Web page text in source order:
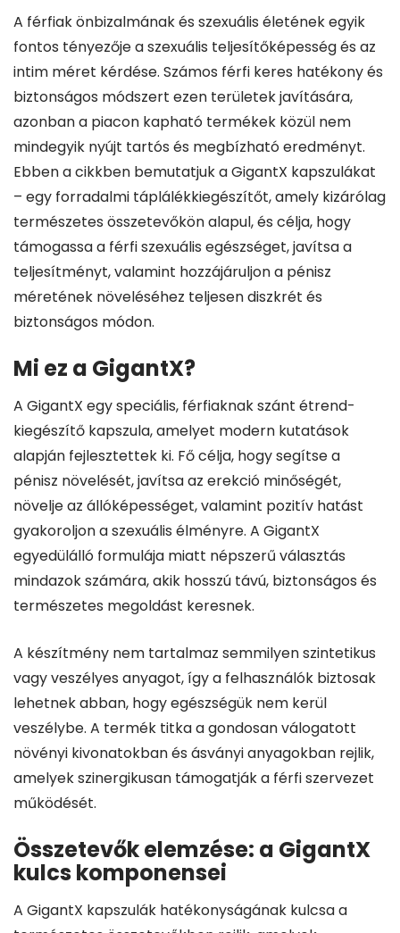
A férfiak önbizalmának és szexuális életének egyik
fontos tényezője a szexuális teljesítőképesség és az
intim méret kérdése. Számos férfi keres hatékony és
biztonságos módszert ezen területek javítására,
azonban a piacon kapható termékek közül nem
mindegyik nyújt tartós és megbízható eredményt.
Ebben a cikkben bemutatjuk a GigantX kapszulákat
– egy forradalmi táplálékkiegészítőt, amely kizárólag
természetes összetevőkön alapul, és célja, hogy
támogassa a férfi szexuális egészséget, javítsa a
teljesítményt, valamint hozzájáruljon a pénisz
méretének növeléséhez teljesen diszkrét és
biztonságos módon.
Mi ez a GigantX?
A GigantX egy speciális, férfiaknak szánt étrend-
kiegészítő kapszula, amelyet modern kutatások
alapján fejlesztettek ki. Fő célja, hogy segítse a
pénisz növelését, javítsa az erekció minőségét,
növelje az állóképességet, valamint pozitív hatást
gyakoroljon a szexuális élményre. A GigantX
egyedülálló formulája miatt népszerű választás
mindazok számára, akik hosszú távú, biztonságos és
természetes megoldást keresnek.
A készítmény nem tartalmaz semmilyen szintetikus
vagy veszélyes anyagot, így a felhasználók biztosak
lehetnek abban, hogy egészségük nem kerül
veszélybe. A termék titka a gondosan válogatott
növényi kivonatokban és ásványi anyagokban rejlik,
amelyek szinergikusan támogatják a férfi szervezet
működését.
Összetevők elemzése: a GigantX
kulcs komponensei
A GigantX kapszulák hatékonyságának kulcsa a